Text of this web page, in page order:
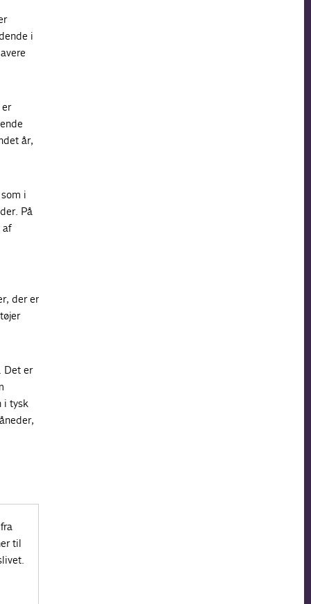
i
år,
i
På
af
der er
Det er
i tysk
til